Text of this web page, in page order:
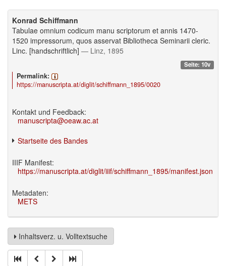
Konrad Schiffmann
Tabulae omnium codicum manu scriptorum et annis 1470-
1520 impressorum, quos asservat Bibliotheca Seminarii cleric.
Linc. [handschriftlich] — Linz, 1895
Seite: 10v
Permalink:
https://manuscripta.at/diglit/schiffmann_1895/0020
Kontakt und Feedback:
manuscripta@oeaw.ac.at
Startseite des Bandes
IIIF Manifest:
https://manuscripta.at/diglit/iiif/schiffmann_1895/manifest.json
Metadaten:
METS
Inhaltsverz. u. Volltextsuche